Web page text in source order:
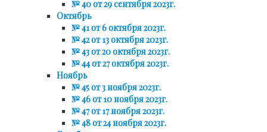
№ 40 от 29 сентября 2023г.
Октябрь
№ 41 от 6 октября 2023г.
№ 42 от 13 октября 2023г.
№ 43 от 20 октября 2023г.
№ 44 от 27 октября 2023г.
Ноябрь
№ 45 от 3 ноября 2023г.
№ 46 от 10 ноября 2023г.
№ 47 от 17 ноября 2023г.
№ 48 от 24 ноября 2023г.